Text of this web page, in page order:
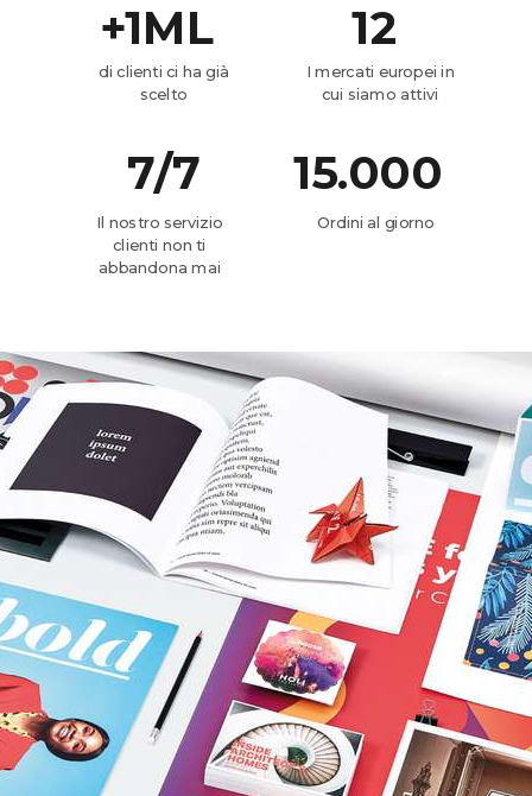
+1ML
di clienti ci ha già
scelto
12
I mercati europei in
cui siamo attivi
7/7
Il nostro servizio
clienti non ti
abbandona mai
15.000
Ordini al giorno